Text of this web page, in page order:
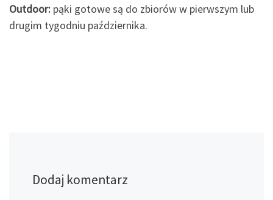
Outdoor: pąki gotowe są do zbiorów w pierwszym lub
drugim tygodniu października.
Dodaj komentarz